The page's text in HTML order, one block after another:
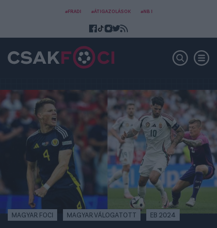
#FRADI #ÁTIGAZOLÁSOK #NB I
MAGYAR FOCI MAGYAR VÁLOGATOTT EB 2024